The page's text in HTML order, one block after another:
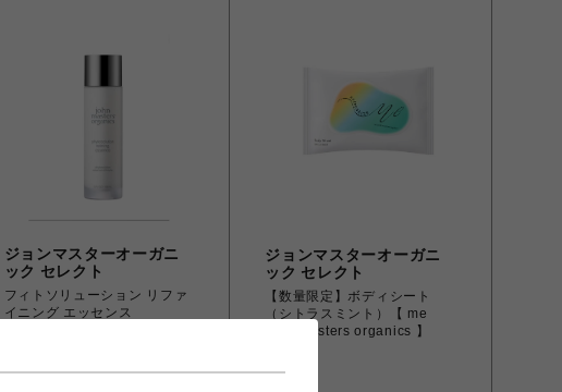
ジョンマスターオーガニ
ック セレクト
フィトソリューション リファ
イニング エッセンス
ジョンマスターオーガニ
ック セレクト
【数量限定】ボディシート
（シトラスミント）【 me
john masters organics 】